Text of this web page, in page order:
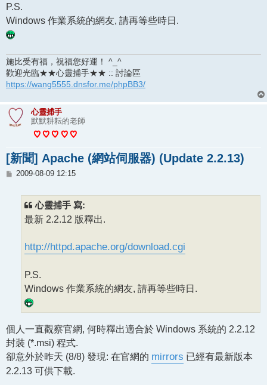
P.S.
Windows 作業系統的網友, 請再等些時日.
施比受有福，祝福您好運！ ^_^
歡迎光臨★★心靈捕手★★ :: 討論區
https://wang5555.dnsfor.me/phpBB3/
心靈捕手
默默耕耘的老師
[新聞] Apache (網站伺服器) (Update 2.2.13)
文
2009-08-09 12:15
心靈捕手 寫:
最新 2.2.12 版釋出.
http://httpd.apache.org/download.cgi
P.S.
Windows 作業系統的網友, 請再等些時日.
個人一直觀察官網, 何時釋出適合於 Windows 系統的 2.2.12
封裝 (*.msi) 程式.
卻意外於昨天 (8/8) 發現: 在官網的 mirrors 已經有最新版本
2.2.13 可供下載.